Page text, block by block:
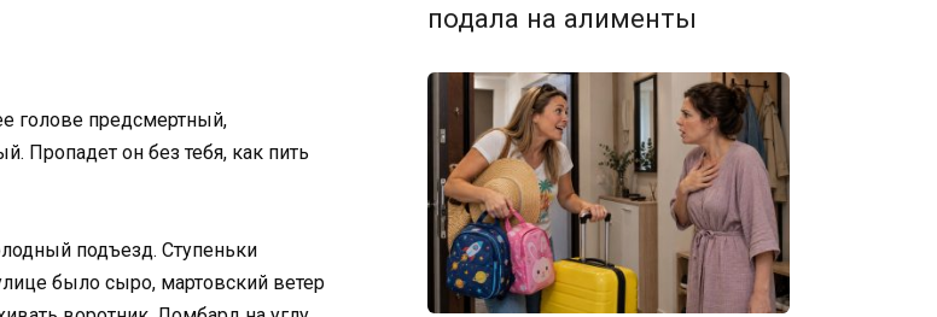
голове предсмертный,
Пропадет он без тебя, как пить
подъезд. Ступеньки
было сыро, мартовский ветер
подала на алименты